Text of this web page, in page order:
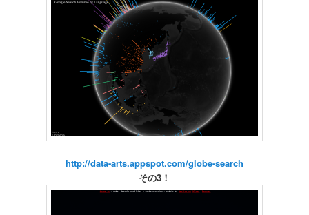
http://data-arts.appspot.com/globe-search
その3！